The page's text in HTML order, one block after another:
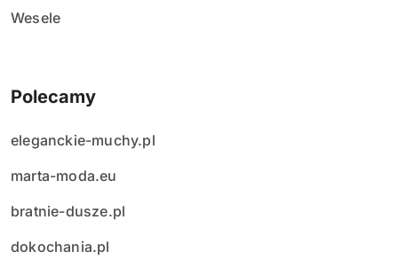
Wesele
Polecamy
eleganckie-muchy.pl
marta-moda.eu
bratnie-dusze.pl
dokochania.pl